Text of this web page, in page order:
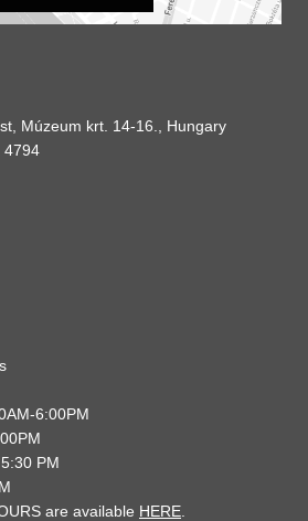
Múzeum krt. 14-16., Hungary
4794
6:00PM
PM
are available HERE